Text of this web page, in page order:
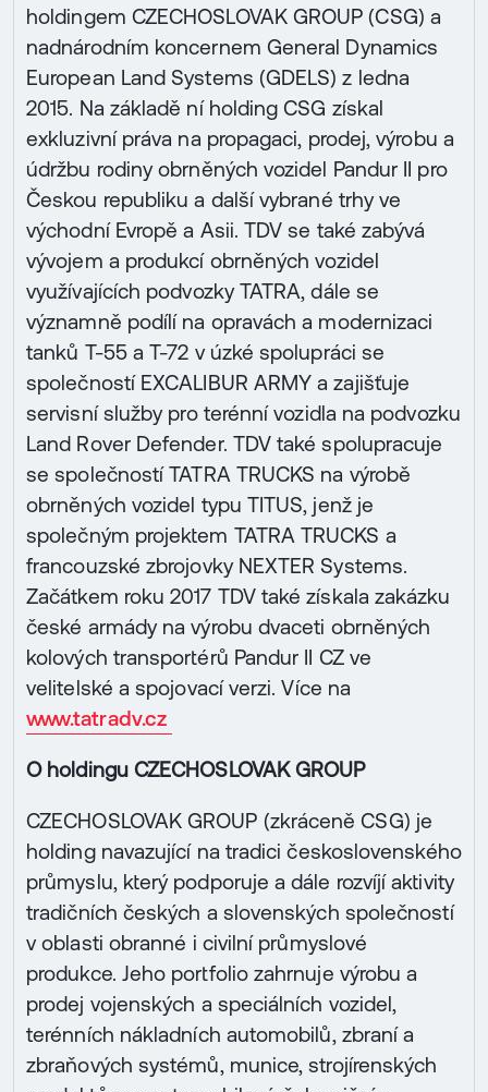
holdingem CZECHOSLOVAK GROUP (CSG) a
nadnárodním koncernem General Dynamics
European Land Systems (GDELS) z ledna
2015. Na základě ní holding CSG získal
exkluzivní práva na propagaci, prodej, výrobu a
údržbu rodiny obrněných vozidel Pandur II pro
Českou republiku a další vybrané trhy ve
východní Evropě a Asii. TDV se také zabývá
vývojem a produkcí obrněných vozidel
využívajících podvozky TATRA, dále se
významně podílí na opravách a modernizaci
tanků T-55 a T-72 v úzké spolupráci se
společností EXCALIBUR ARMY a zajišťuje
servisní služby pro terénní vozidla na podvozku
Land Rover Defender. TDV také spolupracuje
se společností TATRA TRUCKS na výrobě
obrněných vozidel typu TITUS, jenž je
společným projektem TATRA TRUCKS a
francouzské zbrojovky NEXTER Systems.
Začátkem roku 2017 TDV také získala zakázku
české armády na výrobu dvaceti obrněných
kolových transportérů Pandur II CZ ve
velitelské a spojovací verzi. Více na
www.tatradv.cz
O holdingu CZECHOSLOVAK GROUP
CZECHOSLOVAK GROUP (zkráceně CSG) je
holding navazující na tradici československého
průmyslu, který podporuje a dále rozvíjí aktivity
tradičních českých a slovenských společností
v oblasti obranné i civilní průmyslové
produkce. Jeho portfolio zahrnuje výrobu a
prodej vojenských a speciálních vozidel,
terénních nákladních automobilů, zbraní a
zbraňových systémů, munice, strojírenských